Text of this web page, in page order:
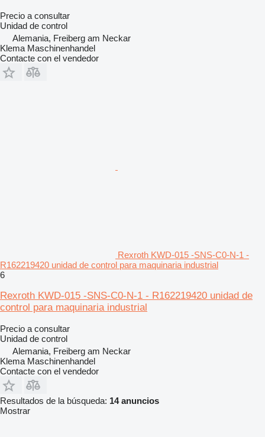
Precio a consultar
Unidad de control
Alemania, Freiberg am Neckar
Klema Maschinenhandel
Contacte con el vendedor
Rexroth KWD-015 -SNS-C0-N-1 -
R162219420 unidad de control para maquinaria industrial
6
Rexroth KWD-015 -SNS-C0-N-1 - R162219420 unidad de
control para maquinaria industrial
Precio a consultar
Unidad de control
Alemania, Freiberg am Neckar
Klema Maschinenhandel
Contacte con el vendedor
Resultados de la búsqueda: 14 anuncios
Mostrar